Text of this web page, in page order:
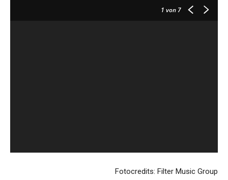
1 von 7
Fotocredits: Filter Music Group